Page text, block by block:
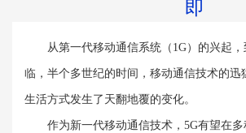
即
从第一代移动通信系统（1G）的兴起，
临，半个多世纪的时间，移动通信技术的迅
生活方式发生了天翻地覆的变化。
作为新一代移动通信技术，5G有望在多